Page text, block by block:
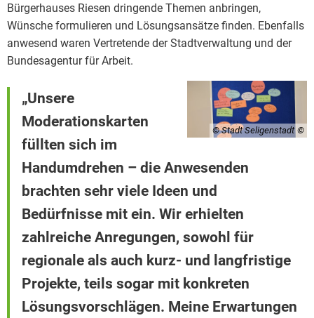
Bürgerhauses Riesen dringende Themen anbringen,
Wünsche formulieren und Lösungsansätze finden. Ebenfalls
anwesend waren Vertretende der Stadtverwaltung und der
Bundesagentur für Arbeit.
© Stadt Seligenstadt
„Unsere
Moderationskarten
füllten sich im
Handumdrehen – die Anwesenden
brachten sehr viele Ideen und
Bedürfnisse mit ein. Wir erhielten
zahlreiche Anregungen, sowohl für
regionale als auch kurz- und langfristige
Projekte, teils sogar mit konkreten
Lösungsvorschlägen. Meine Erwartungen